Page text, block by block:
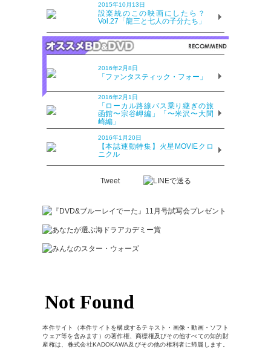
2015年10月13日
設楽統のこの映画にしたら？
Vol.27「龍三と七人の子分たち」
2016年2月8日
「ファンタスティック・フォー」
2016年2月1日
「ローカル路線バス乗り継ぎの旅
函館〜宗谷岬編」「〜米沢〜大間
崎編」
2016年1月20日
【本誌連動特集】火星MOVIEクロ
ニクル
Tweet
本件サイト（本件サイトを構成するテキスト・画像・動画・ソフト
ウェア等を含みます）の著作権、商標権及びその他すべての知的財
産権は、株式会社KADOKAWA及びその他の権利者に帰属します。